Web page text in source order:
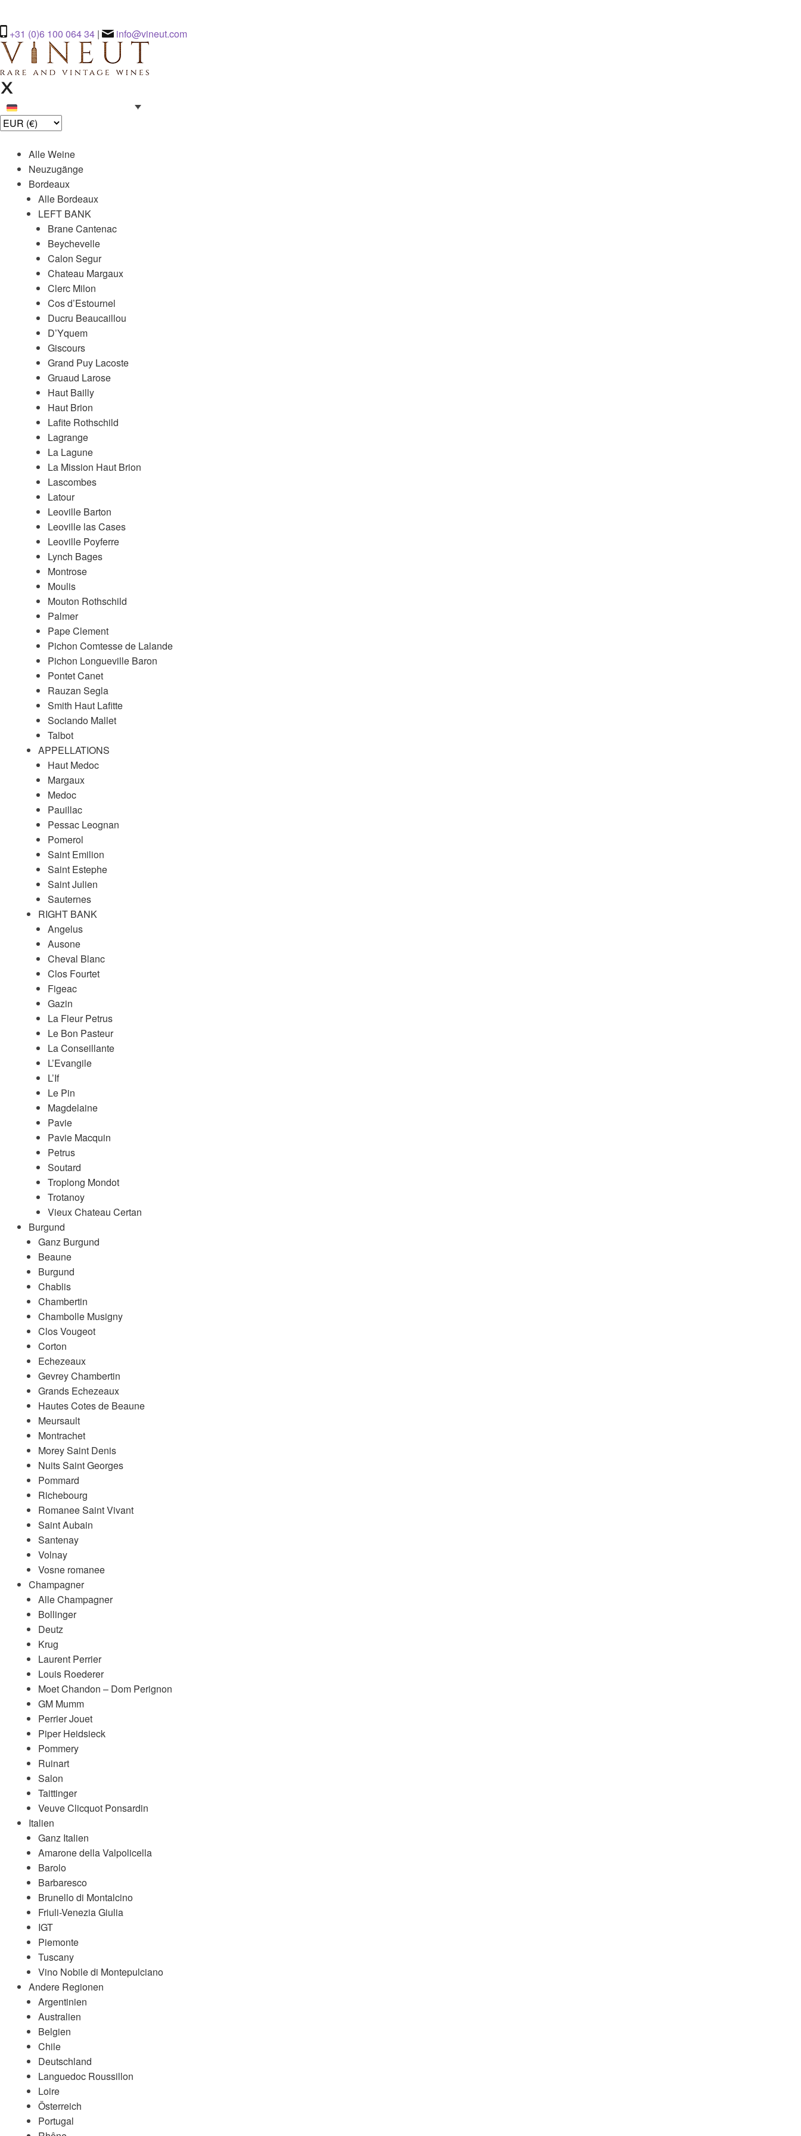
+31 (0)6 100 064 34 | info@vineut.com
Alle Weine
Neuzugänge
Bordeaux
Alle Bordeaux
LEFT BANK
Brane Cantenac
Beychevelle
Calon Segur
Chateau Margaux
Clerc Milon
Cos d’Estournel
Ducru Beaucaillou
D’Yquem
Giscours
Grand Puy Lacoste
Gruaud Larose
Haut Bailly
Haut Brion
Lafite Rothschild
Lagrange
La Lagune
La Mission Haut Brion
Lascombes
Latour
Leoville Barton
Leoville las Cases
Leoville Poyferre
Lynch Bages
Montrose
Moulis
Mouton Rothschild
Palmer
Pape Clement
Pichon Comtesse de Lalande
Pichon Longueville Baron
Pontet Canet
Rauzan Segla
Smith Haut Lafitte
Sociando Mallet
Talbot
APPELLATIONS
Haut Medoc
Margaux
Medoc
Pauillac
Pessac Leognan
Pomerol
Saint Emilion
Saint Estephe
Saint Julien
Sauternes
RIGHT BANK
Angelus
Ausone
Cheval Blanc
Clos Fourtet
Figeac
Gazin
La Fleur Petrus
Le Bon Pasteur
La Conseillante
L’Evangile
L’If
Le Pin
Magdelaine
Pavie
Pavie Macquin
Petrus
Soutard
Troplong Mondot
Trotanoy
Vieux Chateau Certan
Burgund
Ganz Burgund
Beaune
Burgund
Chablis
Chambertin
Chambolle Musigny
Clos Vougeot
Corton
Echezeaux
Gevrey Chambertin
Grands Echezeaux
Hautes Cotes de Beaune
Meursault
Montrachet
Morey Saint Denis
Nuits Saint Georges
Pommard
Richebourg
Romanee Saint Vivant
Saint Aubain
Santenay
Volnay
Vosne romanee
Champagner
Alle Champagner
Bollinger
Deutz
Krug
Laurent Perrier
Louis Roederer
Moet Chandon – Dom Perignon
GM Mumm
Perrier Jouet
Piper Heidsieck
Pommery
Ruinart
Salon
Taittinger
Veuve Clicquot Ponsardin
Italien
Ganz Italien
Amarone della Valpolicella
Barolo
Barbaresco
Brunello di Montalcino
Friuli-Venezia Giulia
IGT
Piemonte
Tuscany
Vino Nobile di Montepulciano
Andere Regionen
Argentinien
Australien
Belgien
Chile
Deutschland
Languedoc Roussillon
Loire
Österreich
Portugal